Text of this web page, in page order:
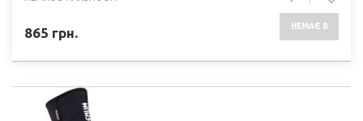
865 грн. НЕМАЄ В